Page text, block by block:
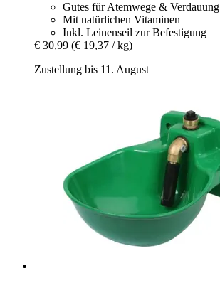
Gutes für Atemwege & Verdauung
Mit natürlichen Vitaminen
Inkl. Leinenseil zur Befestigung
€ 30,99 (€ 19,37 / kg)
Zustellung bis 11. August